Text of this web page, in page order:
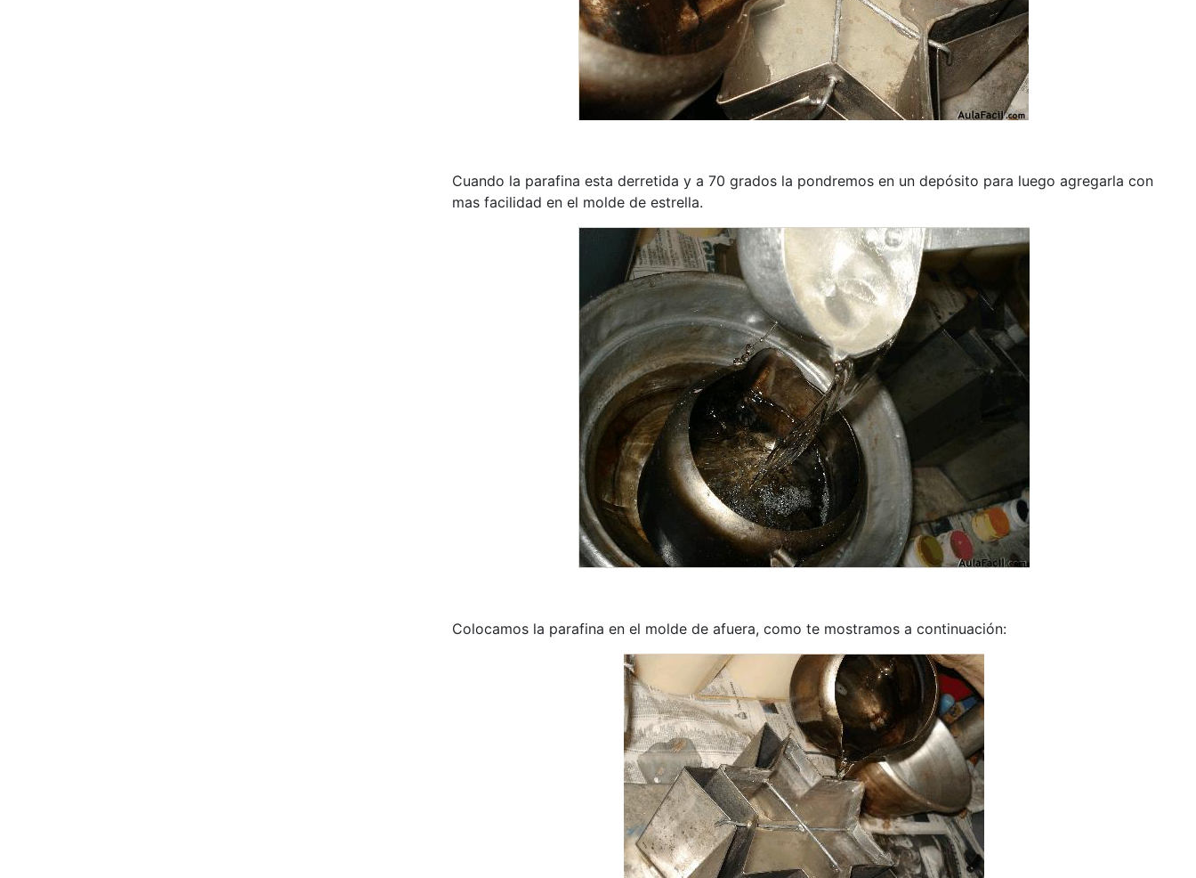
Cuando la parafina esta derretida y a 70 grados la pondremos en un depósito para luego agregarla con
mas facilidad en el molde de estrella.
Colocamos la parafina en el molde de afuera, como te mostramos a continuación: